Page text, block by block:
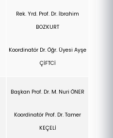
Rek. Yrd. Prof. Dr. İbrahim
BOZKURT
Koordinatör Dr. Öğr. Üyesi Ayşe
ÇİFTCİ
Başkan Prof. Dr. M. Nuri ÖNER
Koordinatör Prof. Dr. Tamer
KEÇELİ